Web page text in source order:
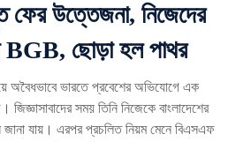
ফের উত্তেজনা, নিজেদের
BGB, ছোড়া হল পাথর
অবৈধভাবে ভারতে প্রবেশের অভিযোগে এক
সময় তিনি নিজেকে বাংলাদেশের
জানা যায়। এরপর প্রচলিত নিয়ম মেনে বিএসএফ